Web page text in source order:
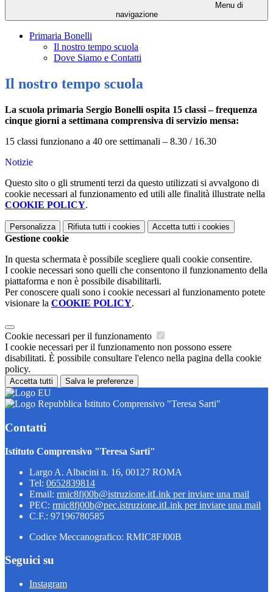
Menu di
navigazione
Primaria Bonelli
Il nostro tempo scuola
Dove Siamo e Contatti
Il nostro tempo scuola
La scuola primaria Sergio Bonelli ospita 15 classi – frequenza
cinque giorni a settimana comprensiva di servizio mensa:
15 classi funzionano a 40 ore settimanali – 8.30 / 16.30
Notizie
Questo sito o gli strumenti terzi da questo utilizzati si avvalgono di
cookie necessari al funzionamento ed utili alle finalità illustrate nella
COOKIE POLICY.
Personalizza Rifiuta tutti i cookies Accetta tutti i cookies
Gestione cookie
In questa schermata è possibile scegliere quali cookie consentire.
I cookie necessari sono quelli che consentono il funzionamento della
piattaforma e non è possibile disabilitarli.
Per conoscere quali sono i cookie necessari al funzionamento potete
visionare la COOKIE POLICY.
Cookie necessari per il funzionamento
I cookie necessari per il funzionamento non possono essere
disabilitati. È possibile consultare l'elenco nella pagina della cookie
policy.
Accetta tutti Salva le preferenze
Istituto Comprensivo "Teresa Sarti"
Contatti
Istituto Comprensivo "Teresa Sarti"
Largo A. Albacini n. 16, 00127 ROMA
Tel: 0652839814
Email: rmic8fj00b@istruzione.itLink per inviare una mail
PEC: rmic8fj00b@pec.istruzione.itLink per inviare una mail
C.F.: 97196780585
Codice Meccanografico: RMIC8FJ00B
Seguici su
Instagram